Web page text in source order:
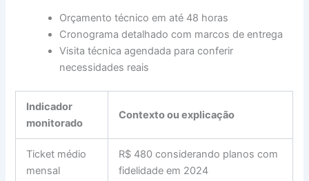
Orçamento técnico em até 48 horas
Cronograma detalhado com marcos de entrega
Visita técnica agendada para conferir
necessidades reais
Indicador
monitorado
Contexto ou explicação
Ticket médio
mensal
R$ 480 considerando planos com
fidelidade em 2024